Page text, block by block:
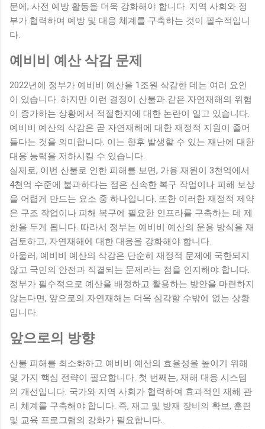
문에, 사전 예방 활동을 더욱 강화해야 합니다. 지역 사회와 정
부가 협력하여 예방 및 대응 체계를 구축하는 것이 필수적입니
다.
예비비 예산 삭감 문제
2022년에 정부가 예비비 예산을 1조원 삭감한 데는 여러 요인
이 있습니다. 하지만 이런 결정이 산불과 같은 자연재해의 위험
이 증가하는 상황에서 적절한지에 대한 논란이 일고 있습니다.
예비비 예산의 삭감은 곧 자연재해에 대한 재정적 지원이 줄어
들다는 것을 의미합니다. 이는 향후 발생할 수 있는 재난에 대한
대응 능력을 저하시킬 수 있습니다.
실제로, 이번 산불로 인한 피해를 보면, 가용 재원이 3천억에서
4천억 수준에 불과하다는 점은 신속한 복구 작업이나 피해 보상
을 어렵게 만드는 요소 중 하나입니다. 또한 이러한 재정적 제약
은 구조 작업이나 피해 복구에 필요한 인프라를 구축하는 데 제
한을 두게 됩니다. 따라서 정부는 예비비 예산의 운용 방식을 재
검토하고, 자연재해에 대한 대응을 강화해야 합니다.
아울러, 예비비 예산의 삭감은 단순히 재정적 문제에 국한되지
않고 국민의 안전과 직결되는 문제라는 점을 인지해야 합니다.
정부가 필수적으로 예산을 배정하고 활용하는 방안을 마련하지
않는다면, 앞으로의 자연재해는 더욱 심각할 수밖에 없는 상황
입니다.
앞으로의 방향
산불 피해를 최소화하고 예비비 예산의 효율성을 높이기 위해
몇 가지 핵심 전략이 필요합니다. 첫 번째는, 재해 대응 시스템
의 개선입니다. 국가와 지역 사회가 협력하여 효과적인 재해 관
리 체계를 구축해야 합니다. 즉, 재고 및 방재 장비의 확보, 훈련
및 교육 프로그램의 강화가 필요합니다.